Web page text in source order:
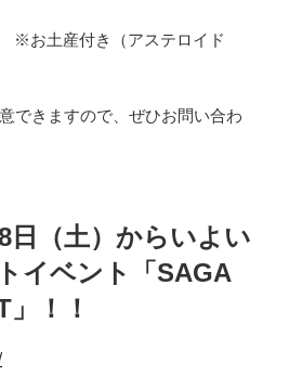
お土産付き（アステロイド
できますので、ぜひお問い合わ
日（土）からいよい
イベント「SAGA
！！